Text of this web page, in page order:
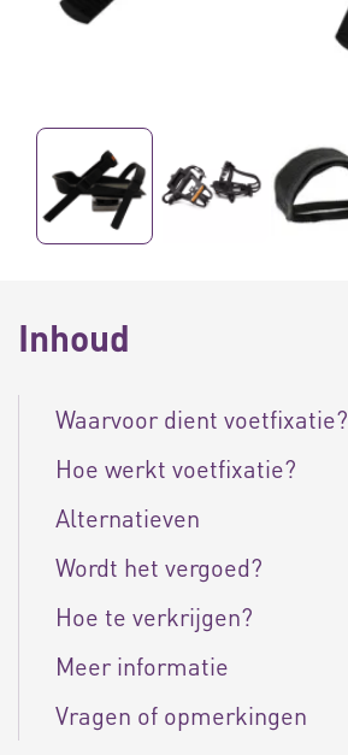
Inhoud
Waarvoor dient voetfixatie?
Hoe werkt voetfixatie?
Alternatieven
Wordt het vergoed?
Hoe te verkrijgen?
Meer informatie
Vragen of opmerkingen